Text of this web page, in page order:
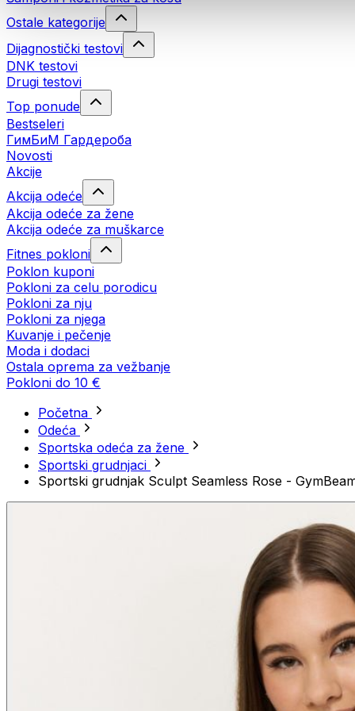
Ostale kategorije
Dijagnostički testovi
DNK testovi
Drugi testovi
Top ponude
Bestseleri
ГимБиМ Гардeробa
Novosti
Akcije
Akcija odeće
Akcija odeće za žene
Akcija odeće za muškarce
Fitnes pokloni
Poklon kuponi
Pokloni za celu porodicu
Pokloni za nju
Pokloni za njega
Kuvanje i pečenje
Moda i dodaci
Ostala oprema za vežbanje
Pokloni do 10 €
Početna
Odeća
Sportska odeća za žene
Sportski grudnjaci
Sportski grudnjak Sculpt Seamless Rose -